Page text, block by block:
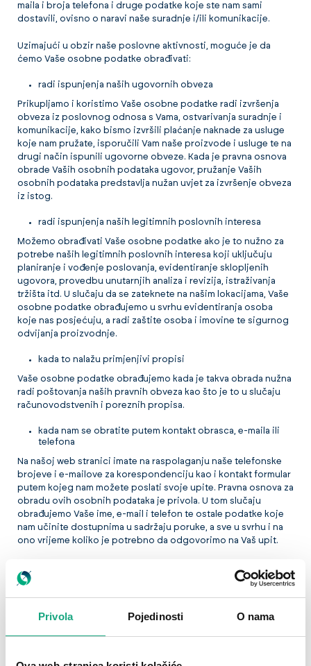
Privola Pojedinosti O nama
maila i broja telefona i druge podatke koje ste nam sami
dostavili, ovisno o naravi naše suradnje i/ili komunikacije.
Uzimajući u obzir naše poslovne aktivnosti, moguće je da
ćemo Vaše osobne podatke obrađivati:
radi ispunjenja naših ugovornih obveza
Prikupljamo i koristimo Vaše osobne podatke radi izvršenja
obveza iz poslovnog odnosa s Vama, ostvarivanja suradnje i
komunikacije, kako bismo izvršili plaćanje naknade za usluge
koje nam pružate, isporučili Vam naše proizvode i usluge te na
drugi način ispunili ugovorne obveze. Kada je pravna osnova
obrade Vaših osobnih podataka ugovor, pružanje Vaših
osobnih podataka predstavlja nužan uvjet za izvršenje obveza
iz istog.
radi ispunjenja naših legitimnih poslovnih interesa
Možemo obrađivati Vaše osobne podatke ako je to nužno za
potrebe naših legitimnih poslovnih interesa koji uključuju
planiranje i vođenje poslovanja, evidentiranje sklopljenih
ugovora, provedbu unutarnjih analiza i revizija, istraživanja
tržišta itd. U slučaju da se zateknete na našim lokacijama, Vaše
osobne podatke obrađujemo u svrhu evidentiranja osoba
koje nas posjećuju, a radi zaštite osoba i imovine te sigurnog
odvijanja proizvodnje.
kada to nalažu primjenjivi propisi
Vaše osobne podatke obrađujemo kada je takva obrada nužna
radi poštovanja naših pravnih obveza kao što je to u slučaju
računovodstvenih i poreznih propisa.
kada nam se obratite putem kontakt obrasca, e-maila ili
telefona
Na našoj web stranici imate na raspolaganju naše telefonske
brojeve i e-mailove za korespondenciju kao i kontakt formular
putem kojeg nam možete poslati svoje upite. Pravna osnova za
obradu ovih osobnih podataka je privola. U tom slučaju
obrađujemo Vaše ime, e-mail i telefon te ostale podatke koje
nam učinite dostupnima u sadržaju poruke, a sve u svrhu i na
ono vrijeme koliko je potrebno da odgovorimo na Vaš upit.
U dijelu Karijere možete pronaći oglase za otvorena radna
mjesta ili nam možete poslati otvorenu prijavu ukoliko
vjerujete da u našem društvu postoji potreba za djelatnicima
Vašeg profila te nam poslati svoj životopis. Obrađujemo
osnovne podatke o kandidatu, kontakt podatke, podatke o